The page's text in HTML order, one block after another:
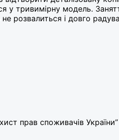
у тривимірну модель.
розвалиться і довго
прав споживачів України”